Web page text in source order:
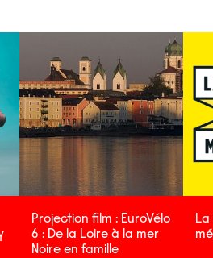
Projection film : EuroVélo
6 : De la Loire à la mer
Noire en famille